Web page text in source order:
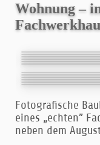
Wohnung –
Fotografische
eines „echten”
neben dem